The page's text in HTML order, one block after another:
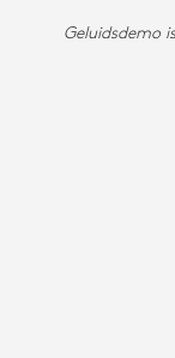
Geluidsdemo